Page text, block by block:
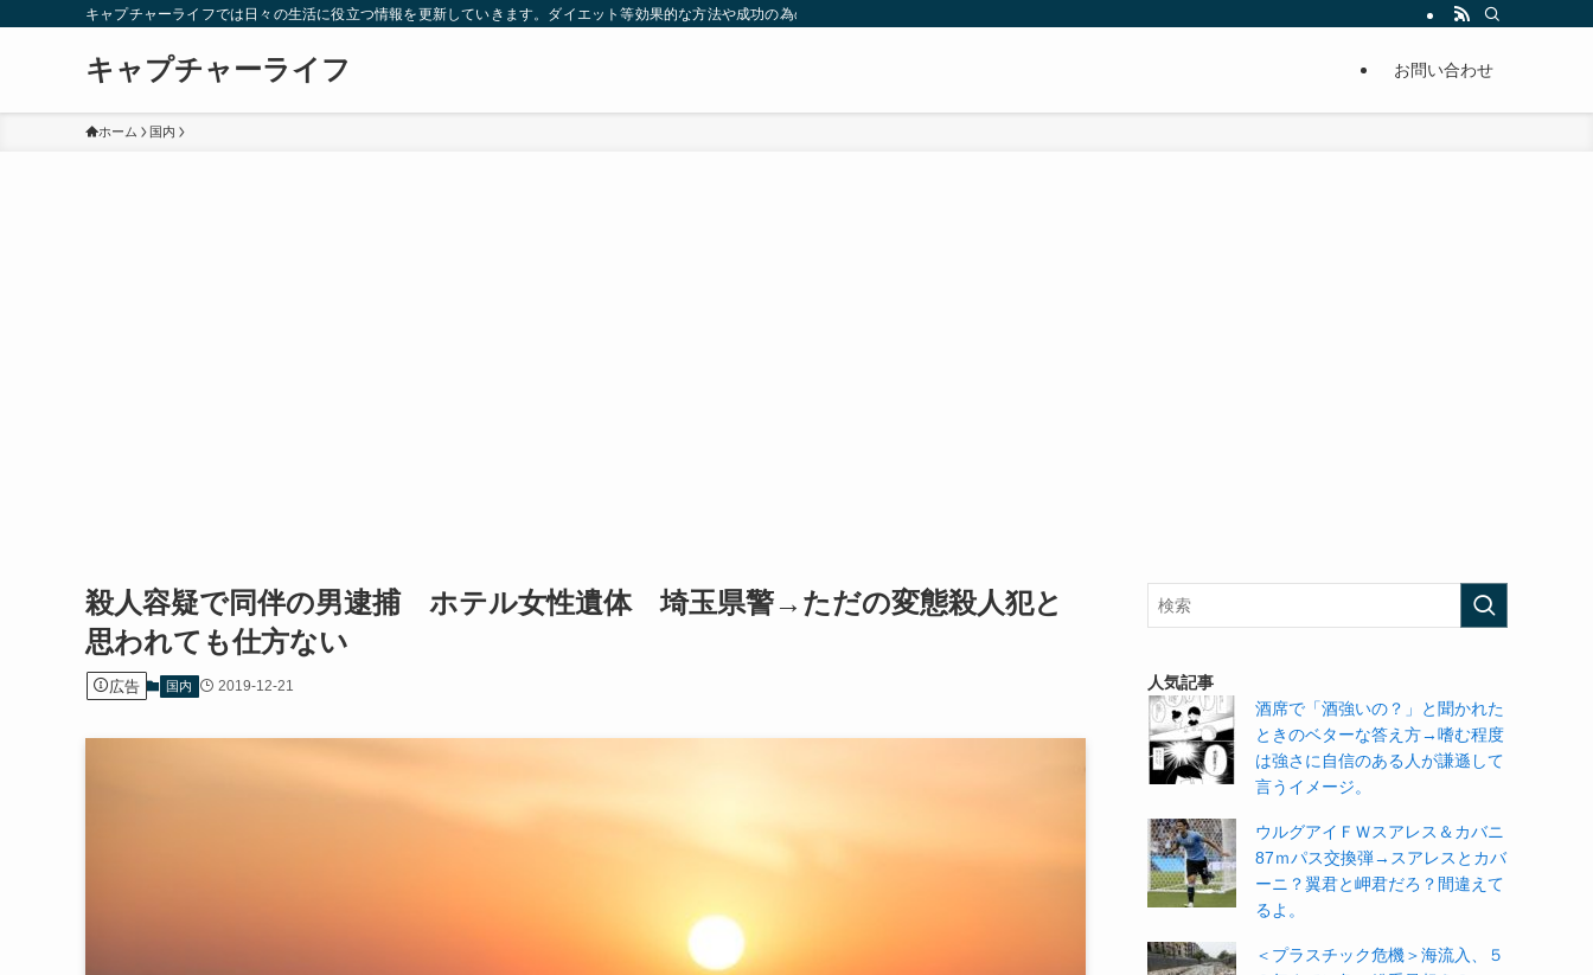
キャプチャーライフでは日々の生活に役立つ情報を更新していきます。ダイエット等効果的な方法や成功の為の秘訣等。太ったり悩んでいる方々が簡単に痩せることが出来るように分かりやすくまとめています。
キャプチャーライフ お問い合わせ
ホーム 国内
殺人容疑で同伴の男逮捕 ホテル女性遺体 埼玉県警→ただの変態殺人犯と
思われても仕方ない
広告 国内 2019-12-21
人気記事
酒席で「酒強いの？」と聞かれた
ときのベターな答え方→嗜む程度
は強さに自信のある人が謙遜して
言うイメージ。
ウルグアイＦＷスアレス＆カバニ
87ｍパス交換弾→スアレスとカバ
ーニ？翼君と岬君だろ？間違えて
るよ。
＜プラスチック危機＞海流入、５